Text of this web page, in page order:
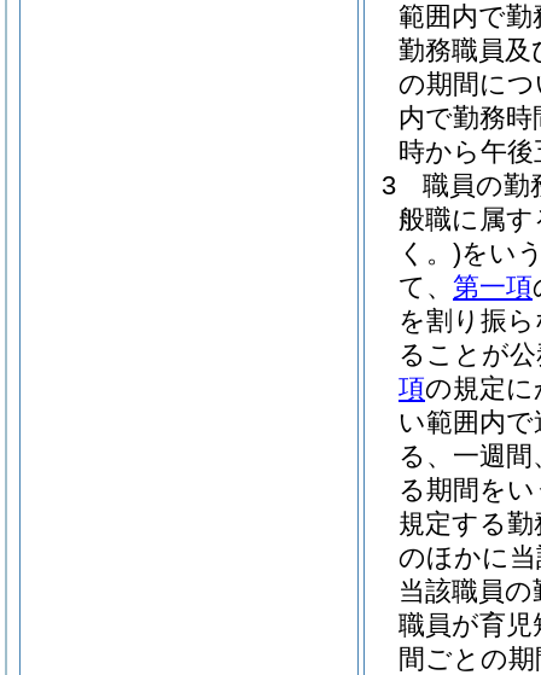
範囲内で
勤務職員
の期間に
内で勤務
時から午
3
職員の勤
般職に属
く。)をい
て、 第一項
を割り振
ることが
項の規定
い範囲内
る、一週
る期間を
規定する
のほかに
当該職員
職員が育
間ごとの